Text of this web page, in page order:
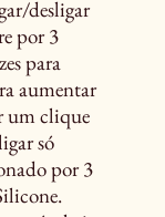
desligar
por 3
para
aumentar
um clique
só
por 3